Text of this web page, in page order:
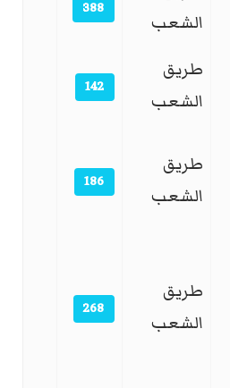
الشعب
388
طريق
الشعب
142
طريق
الشعب
186
طريق
الشعب
268